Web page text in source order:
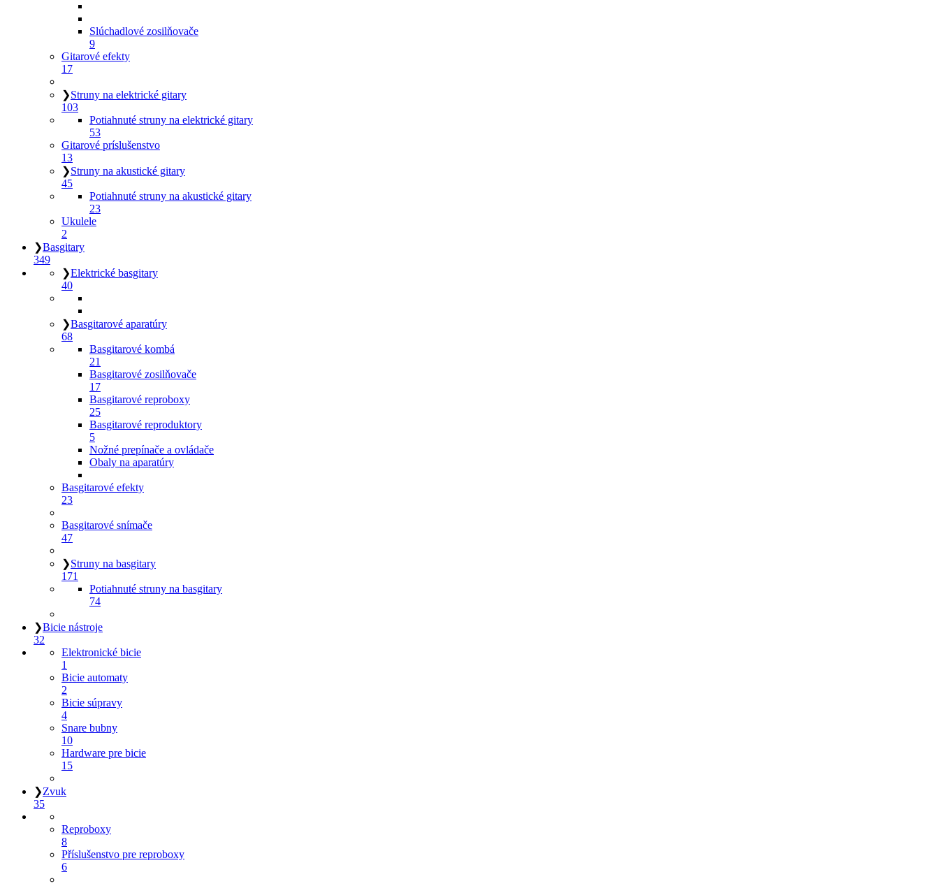
Slúchadlové zosilňovače
9
Gitarové efekty
17
❯Struny na elektrické gitary
103
Potiahnuté struny na elektrické gitary
53
Gitarové príslušenstvo
13
❯Struny na akustické gitary
45
Potiahnuté struny na akustické gitary
23
Ukulele
2
❯Basgitary
349
❯Elektrické basgitary
40
❯Basgitarové aparatúry
68
Basgitarové kombá
21
Basgitarové zosilňovače
17
Basgitarové reproboxy
25
Basgitarové reproduktory
5
Nožné prepínače a ovládače
Obaly na aparatúry
Basgitarové efekty
23
Basgitarové snímače
47
❯Struny na basgitary
171
Potiahnuté struny na basgitary
74
❯Bicie nástroje
32
Elektronické bicie
1
Bicie automaty
2
Bicie súpravy
4
Snare bubny
10
Hardware pre bicie
15
❯Zvuk
35
Reproboxy
8
Příslušenstvo pre reproboxy
6